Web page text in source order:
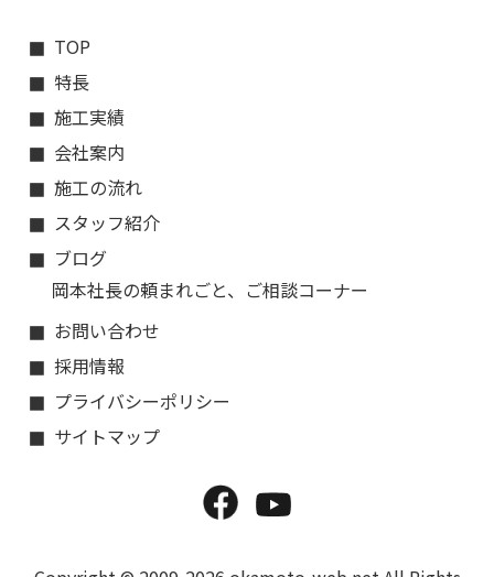
TOP
特長
施工実績
会社案内
施工の流れ
スタッフ紹介
ブログ
岡本社長の頼まれごと、ご相談コーナー
お問い合わせ
採用情報
プライバシーポリシー
サイトマップ